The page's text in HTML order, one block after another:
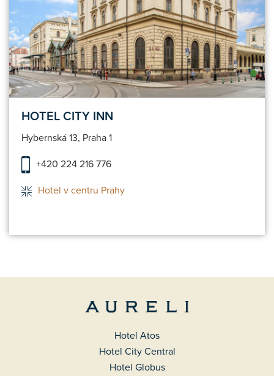
HOTEL CITY INN
Hybernská 13, Praha 1
+420 224 216 776
Hotel v centru Prahy
Hotel Atos
Hotel City Central
Hotel Globus